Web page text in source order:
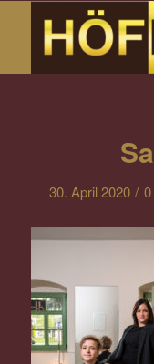
30. April 2020 /